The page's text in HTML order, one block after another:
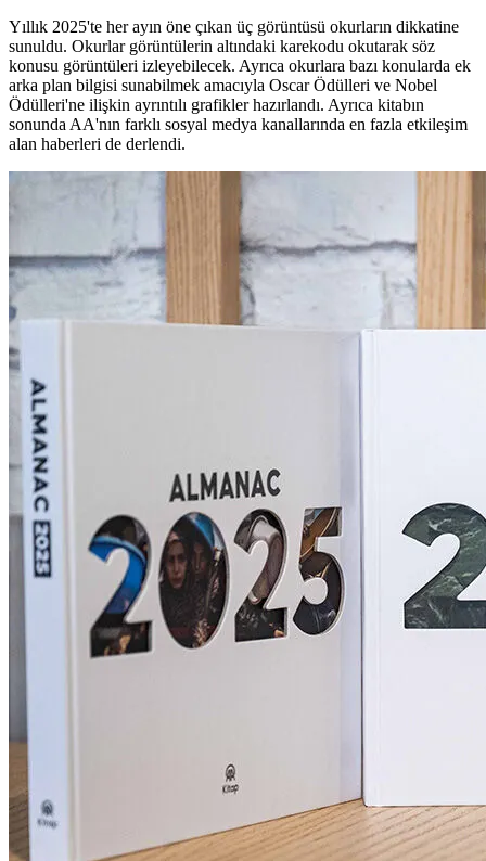
Yıllık 2025'te her ayın öne çıkan üç görüntüsü okurların dikkatine
sunuldu. Okurlar görüntülerin altındaki karekodu okutarak söz
konusu görüntüleri izleyebilecek. Ayrıca okurlara bazı konularda ek
arka plan bilgisi sunabilmek amacıyla Oscar Ödülleri ve Nobel
Ödülleri'ne ilişkin ayrıntılı grafikler hazırlandı. Ayrıca kitabın
sonunda AA'nın farklı sosyal medya kanallarında en fazla etkileşim
alan haberleri de derlendi.